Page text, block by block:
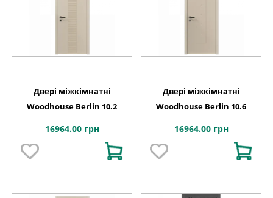
Двері міжкімнатні
Woodhouse Berlin 10.2
16964.00 грн
Двері міжкімнатні
Woodhouse Berlin 10.6
16964.00 грн